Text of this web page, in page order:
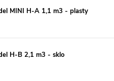
MINI H-A 1,1 m3 - plasty
H-B 2,1 m3 - sklo